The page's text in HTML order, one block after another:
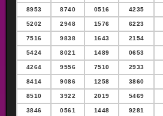
8953 8740 0516 4235
5202 2948 1576 6223
7516 9838 1643 2154
5424 8021 1489 0653
4264 9556 7510 2933
8414 9086 1258 3860
8510 3922 2019 5469
3846 0561 1448 9281